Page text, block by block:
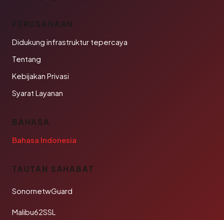
PERUSAHAAN
Didukung infrastruktur tepercaya
Tentang
Kebijakan Privasi
Syarat Layanan
BAHASA
Bahasa Indonesia
TAUTAN SAHABAT
SonornetwGuard
Malibu62SSL